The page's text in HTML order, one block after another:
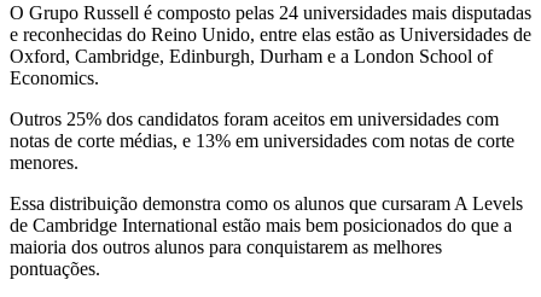
O Grupo Russell é composto pelas 24 universidades mais disputadas
e reconhecidas do Reino Unido, entre elas estão as Universidades de
Oxford, Cambridge, Edinburgh, Durham e a London School of
Economics.
Outros 25% dos candidatos foram aceitos em universidades com
notas de corte médias, e 13% em universidades com notas de corte
menores.
Essa distribuição demonstra como os alunos que cursaram A Levels
de Cambridge International estão mais bem posicionados do que a
maioria dos outros alunos para conquistarem as melhores
pontuações.